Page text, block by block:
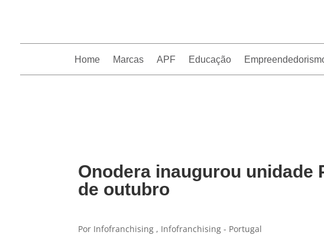
Home Marcas APF Educação
Onodera inaugurou unidade
de outubro
Por Infofranchising , Infofranchising - Portugal